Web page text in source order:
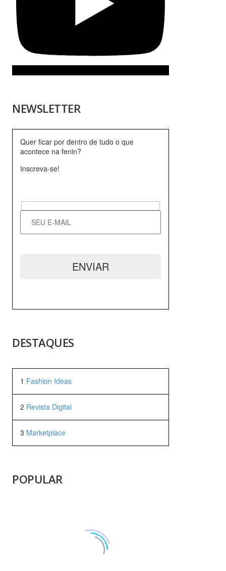
NEWSLETTER
Quer ficar por dentro de tudo o que
acontece na fenin?
Inscreva-se!
Hidden
fields
DESTAQUES
1 Fashion Ideas
2 Revista Digital
3 Marketplace
POPULAR